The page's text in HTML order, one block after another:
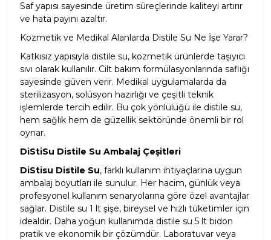
Saf yapısı sayesinde üretim süreçlerinde kaliteyi artırır
ve hata payını azaltır.
Kozmetik ve Medikal Alanlarda Distile Su Ne İşe Yarar?
Katkısız yapısıyla distile su, kozmetik ürünlerde taşıyıcı
sıvı olarak kullanılır. Cilt bakım formülasyonlarında saflığı
sayesinde güven verir. Medikal uygulamalarda da
sterilizasyon, solüsyon hazırlığı ve çeşitli teknik
işlemlerde tercih edilir. Bu çok yönlülüğü ile distile su,
hem sağlık hem de güzellik sektöründe önemli bir rol
oynar.
DiStiSu Distile Su Ambalaj Çeşitleri
DiStisu Distile Su, farklı kullanım ihtiyaçlarına uygun
ambalaj boyutları ile sunulur. Her hacim, günlük veya
profesyonel kullanım senaryolarına göre özel avantajlar
sağlar. Distile su 1 lt şişe, bireysel ve hızlı tüketimler için
idealdir. Daha yoğun kullanımda distile su 5 lt bidon
pratik ve ekonomik bir çözümdür. Laboratuvar veya